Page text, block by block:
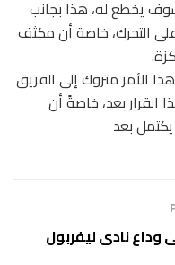
يخطع له، هذا بجانب
التحرك، خاصة أن مكثف
الأمر متروك إلى الفريق
القرار بعد، خاصةً أن
بعد
نادى ليفربول